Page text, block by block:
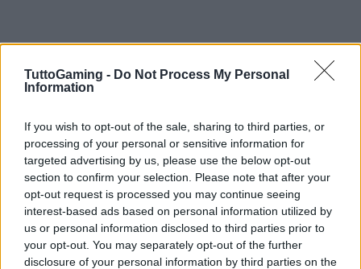
TuttoGaming - Do Not Process My Personal
Information
If you wish to opt-out of the sale, sharing to third parties, or
processing of your personal or sensitive information for
targeted advertising by us, please use the below opt-out
section to confirm your selection. Please note that after your
opt-out request is processed you may continue seeing
interest-based ads based on personal information utilized by
us or personal information disclosed to third parties prior to
your opt-out. You may separately opt-out of the further
disclosure of your personal information by third parties on the